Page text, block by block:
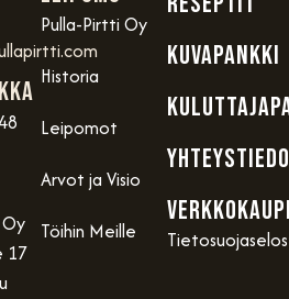
17
Pulla-Pirtti Oy
Historia
Leipomot
Arvot ja Visio
Töihin Meille
KUVAPANKKI